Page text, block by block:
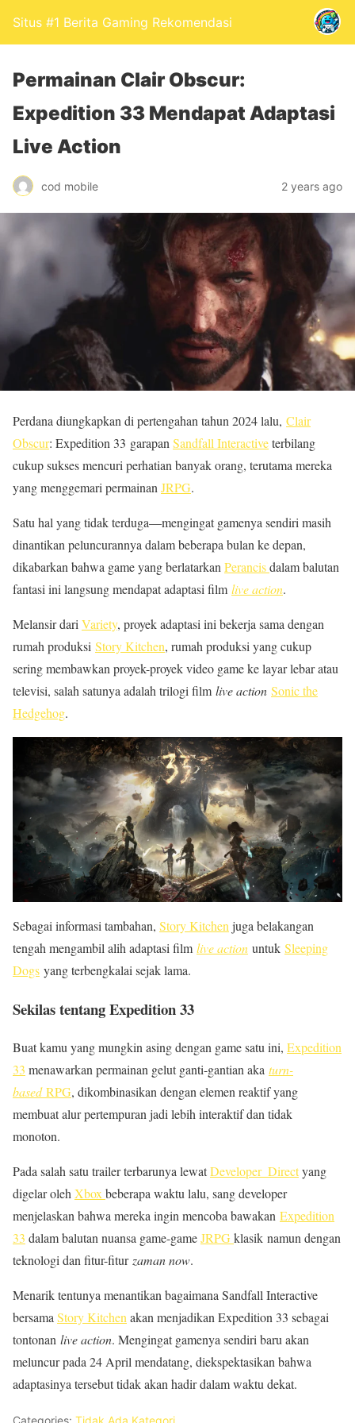
Situs #1 Berita Gaming Rekomendasi
Permainan Clair Obscur:
Expedition 33 Mendapat Adaptasi
Live Action
cod mobile 2 years ago
Perdana diungkapkan di pertengahan tahun 2024 lalu, Clair
Obscur: Expedition 33 garapan Sandfall Interactiveterbilang
cukup sukses mencuri perhatian banyak orang, terutama mereka
yang menggemari permainan JRPG.
Satu hal yang tidak terduga—mengingat gamenya sendiri masih
dinantikan peluncurannya dalam beberapa bulan ke depan,
dikabarkan bahwa game yang berlatarkan Perancisdalam balutan
fantasi ini langsung mendapat adaptasi film live action.
Melansir dari Variety, proyek adaptasi ini bekerja sama dengan
rumah produksi Story Kitchen, rumah produksi yang cukup
sering membawkan proyek-proyek video game ke layar lebar atau
televisi, salah satunya adalah trilogi film live action Sonic the
Hedgehog.
Sebagai informasi tambahan, Story Kitchen juga belakangan
tengah mengambil alih adaptasi film live action untuk Sleeping
Dogs yang terbengkalai sejak lama.
Sekilas tentang Expedition 33
Buat kamu yang mungkin asing dengan game satu ini, Expedition
33 menawarkan permainan gelut ganti-gantian aka turn-
basedRPG, dikombinasikan dengan elemen reaktif yang
membuat alur pertempuran jadi lebih interaktif dan tidak
monoton.
Pada salah satu trailer terbarunya lewatDeveloper_Directyang
digelar olehXboxbeberapa waktu lalu, sang developer
menjelaskan bahwa mereka ingin mencoba bawakan Expedition
33 dalam balutan nuansa game-gameJRPGklasik namun dengan
teknologi dan fitur-fiturzaman now.
Menarik tentunya menantikan bagaimana Sandfall Interactive
bersamaStory Kitchenakan menjadikan Expedition 33 sebagai
tontonan live action. Mengingat gamenya sendiri baru akan
meluncur pada 24 April mendatang, diekspektasikan bahwa
adaptasinya tersebut tidak akan hadir dalam waktu dekat.